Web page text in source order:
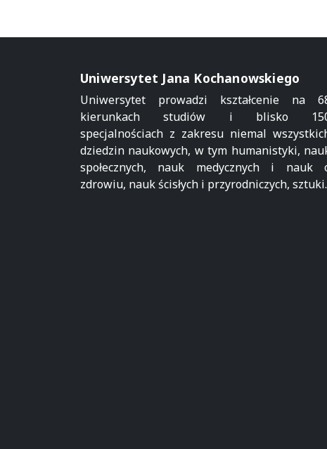
Uniwersytet Jana Kochanowskiego
Uniwersytet prowadzi kształcenie na
kierunkach studiów i blisko
specjalnościach z zakresu niemal
dziedzin naukowych, w tym humanistyki,
społecznych, nauk medycznych i nauk
zdrowiu, nauk ścisłych i przyrodniczych, sztuki.